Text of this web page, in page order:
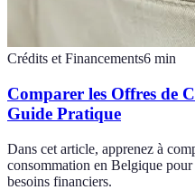
Crédits et Financements6 min
Comparer les Offres de
Guide Pratique
Dans cet article, apprenez à
consommation en Belgique
besoins financiers.